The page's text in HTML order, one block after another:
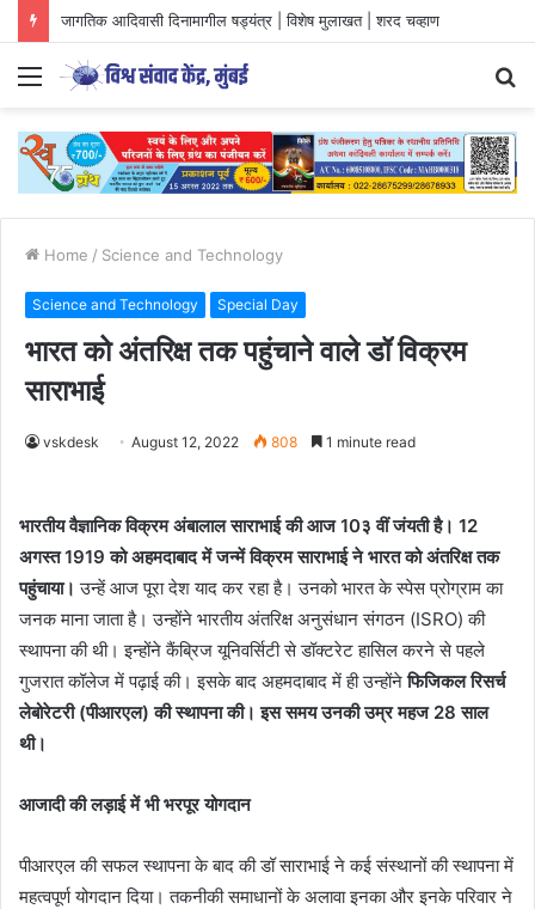
जागतिक आदिवासी दिनामागील षड्यंत्र | विशेष मुलाखत | शरद चव्हाण
Menu
Home / Science and Technology
Science and Technology Special Day
भारत को अंतरिक्ष तक पहुंचाने वाले डॉ विक्रम
साराभाई
vskdesk August 12, 2022 808 1 minute read
भारतीय वैज्ञानिक विक्रम अंबालाल साराभाई की आज 10३ वीं जंयती है। 12
अगस्त 1919 को अहमदाबाद में जन्में विक्रम साराभाई ने भारत को अंतरिक्ष तक
पहुंचाया।उन्हें आज पूरा देश याद कर रहा है। उनको भारत के स्पेस प्रोग्राम का
जनक माना जाता है। उन्होंने भारतीय अंतरिक्ष अनुसंधान संगठन (ISRO) की
स्थापना की थी। इन्होंने कैंब्रिज यूनिवर्सिटी से डॉक्टरेट हासिल करने से पहले
गुजरात कॉलेज में पढ़ाई की। इसके बाद अहमदाबाद में ही उन्होंनेफिजिकल रिसर्च
लेबोरेटरी (पीआरएल) की स्थापना की। इस समय उनकी उम्र महज 28 साल
थी।
आजादी की लड़ाई में भी भरपूर योगदान
पीआरएल की सफल स्थापना के बाद की डॉ साराभाई ने कई संस्थानों की स्थापना में
महत्वपूर्ण योगदान दिया। तकनीकी समाधानों के अलावा इनका और इनके परिवार ने